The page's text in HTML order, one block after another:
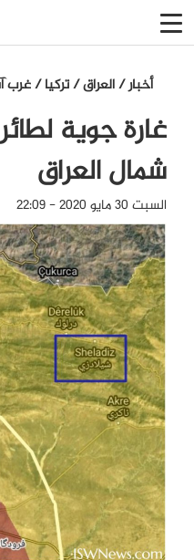
أخبار/العراق/تركيا/غرب
غارة جوية
شمال العراق
السبت 30 مايو 2020 - 22:09